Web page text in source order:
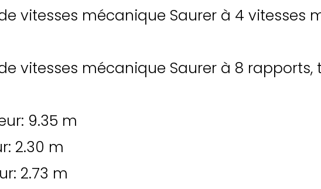
vitesses mécanique Saurer à 4 vitesses
vitesses mécanique Saurer à 8 rapports,
9.35 m
2.30 m
2.73 m